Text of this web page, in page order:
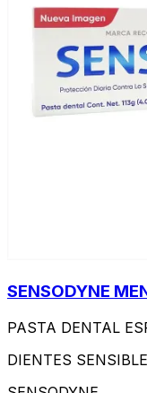
SENSODYNE
PASTA DENTAL
DIENTES